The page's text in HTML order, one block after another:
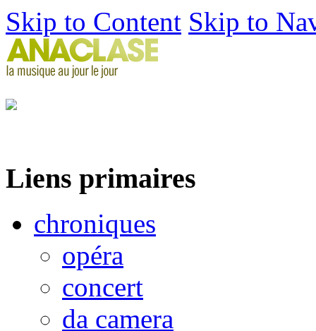
Skip to Content Skip to
Liens primaires
chroniques
opéra
concert
da camera